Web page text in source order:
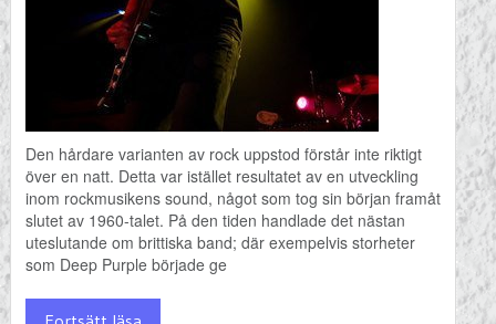
Den hårdare varianten av rock uppstod förstår inte riktigt
över en natt. Detta var istället resultatet av en utveckling
inom rockmusikens sound, något som tog sin början framåt
slutet av 1960-talet. På den tiden handlade det nästan
uteslutande om brittiska band; där exempelvis storheter
som Deep Purple började ge